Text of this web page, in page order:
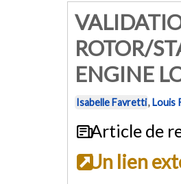
ROTOR/
ENGINE
Isabelle Favretti,Louis
Article de
Un lien